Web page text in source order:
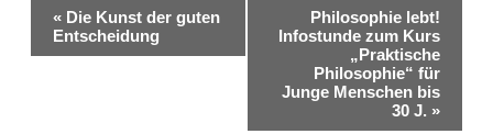
Veranstaltung-
Navigation
« Die Kunst der guten
Entscheidung
Philosophie lebt!
Infostunde zum Kurs
„Praktische
Philosophie“ für
Junge Menschen bis
30 J. »